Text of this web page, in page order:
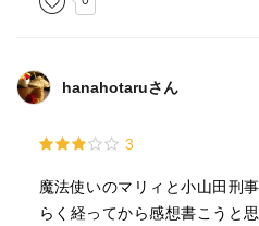
たいないと思っている。小太
な形。
【高岡祐一／たかおか・ゆう
である。》第四巻p.220。叔父
を建てて夢の家賃収入を狙っ
hanahotaruさん
3
魔法使いのマリィと小山田刑
らく経ってから感想書こうと